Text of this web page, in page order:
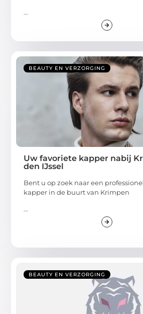
...
BEAUTY EN VERZORGING
Uw favoriete kapper nabij
den IJssel
Bent u op zoek naar een
kapper in de buurt van Krimpen
...
BEAUTY EN VERZORGING